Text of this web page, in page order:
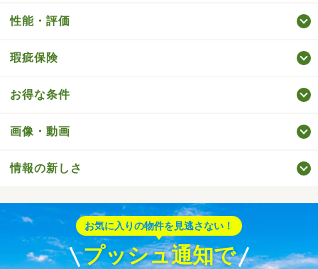
性能・評価
瑕疵保険
お得な条件
画像・動画
情報の新しさ
お気に入りの物件を見逃さない！
プッシュ通知で